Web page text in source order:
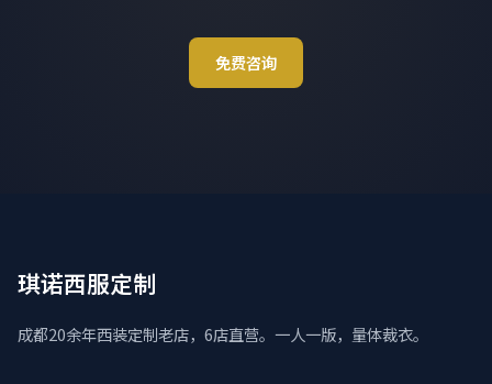
免费咨询
琪诺西服定制
成都20余年西装定制老店，6店直营。一人一版，量体裁衣。